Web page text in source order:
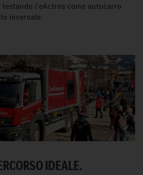
testando l'eActros come autocarro
invernale.
IDEALE.